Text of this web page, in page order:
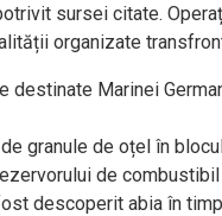
sursei citate.
organizate
destinate Marinei
granule de oțel în
de
descoperit abia în